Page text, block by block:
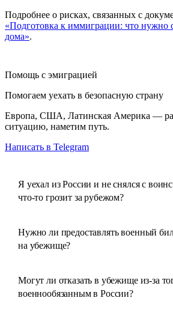
Подробнее о рисках, связанных с
«Подготовка к иммиграции: что нужно
дома».
Помощь с эмиграцией
Помогаем уехать в безопасную страну
Европа, США, Латинская Америка —
ситуацию, наметим путь.
Написать в Telegram
Я уехал из России и не снялся с
что-то грозит за рубежом?
Нужно ли предоставлять военный
на убежище?
Могут ли отказать в убежище из-за
военнообязанным в России?